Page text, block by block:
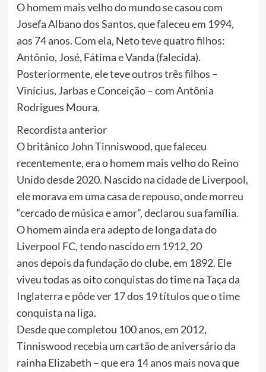
O homem mais velho do mundo se casou com
Josefa Albano dos Santos, que faleceu em 1994,
aos 74 anos. Com ela, Neto teve quatro filhos:
Antônio, José, Fátima e Vanda (falecida).
Posteriormente, ele teve outros três filhos –
Vinícius, Jarbas e Conceição – com Antônia
Rodrigues Moura.
Recordista anterior
O britânico John Tinniswood, que faleceu
recentemente, era o homem mais velho do Reino
Unido desde 2020. Nascido na cidade de Liverpool,
ele morava em uma casa de repouso, onde morreu
“cercado de música e amor”, declarou sua família.
O homem ainda era adepto de longa data do
Liverpool FC, tendo nascido em 1912, 20
anos depois da fundação do clube, em 1892. Ele
viveu todas as oito conquistas do time na Taça da
Inglaterra e pôde ver 17 dos 19 títulos que o time
conquista na liga.
Desde que completou 100 anos, em 2012,
Tinniswood recebia um cartão de aniversário da
rainha Elizabeth – que era 14 anos mais nova que